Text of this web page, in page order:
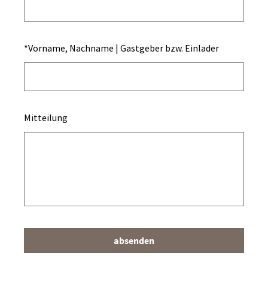
*Vorname, Nachname | Gastgeber bzw. Einlader
Mitteilung
absenden